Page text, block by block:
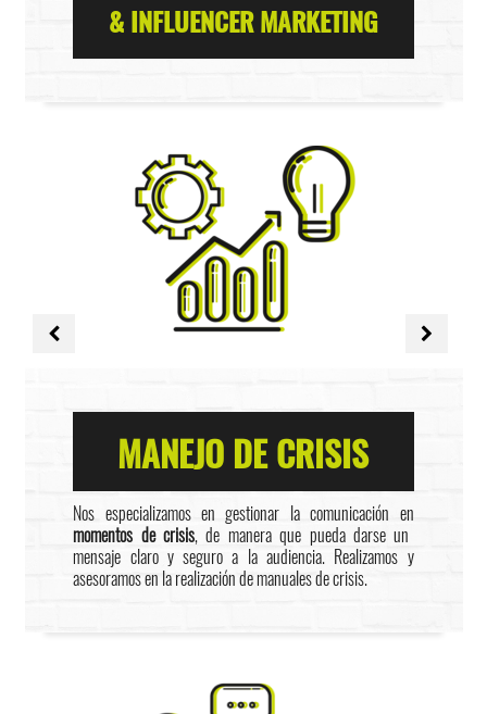
& INFLUENCER MARKETING
MANEJO DE CRISIS
Nos especializamos en gestionar la comunicación en
momentos de crisis, de manera que pueda darse un
mensaje claro y seguro a la audiencia. Realizamos y
asesoramos en la realización de manuales de crisis.